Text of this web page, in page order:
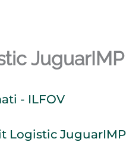
JuguarIMP
- ILFOV
Logistic JuguarIMP